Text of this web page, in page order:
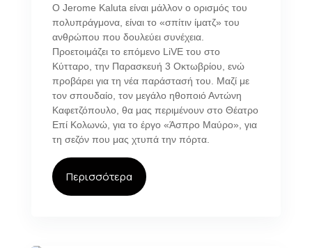
Ο Jerome Kaluta είναι μάλλον ο ορισμός του
πολυπράγμονα, είναι το «σπίτιν ίματζ» του
ανθρώπου που δουλεύει συνέχεια.
Προετοιμάζει το επόμενο LiVE του στο
Κύτταρο, την Παρασκευή 3 Οκτωβρίου, ενώ
προβάρει για τη νέα παράστασή του. Μαζί με
τον σπουδαίο, τον μεγάλο ηθοποιό Αντώνη
Καφετζόπουλο, θα μας περιμένουν στο Θέατρο
Επί Κολωνώ, για το έργο «Άσπρο Μαύρο», για
τη σεζόν που μας χτυπά την πόρτα.
Περισσότερα